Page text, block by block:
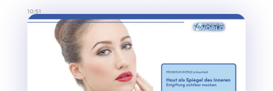
10:51